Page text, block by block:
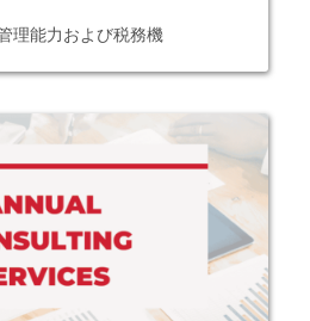
理能力および税務機